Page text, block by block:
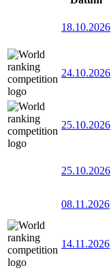
18.10.2026
24.10.2026
25.10.2026
25.10.2026
08.11.2026
14.11.2026